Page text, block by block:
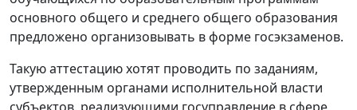
основного общего и среднего общего образования
предложено организовывать в форме госэкзаменов.
Такую аттестацию хотят проводить по заданиям,
утвержденным органами исполнительной власти